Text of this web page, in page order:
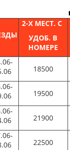
2-Х МЕСТ. С
УДОБ. В
НОМЕРЕ
18500
19500
21900
22500